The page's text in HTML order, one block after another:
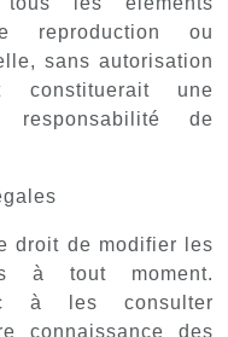
reproduction ou
sans autorisation
une
responsabilité de
droit de modifier les
à tout moment.
à les consulter
connaissance des